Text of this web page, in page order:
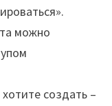
можно
создать –